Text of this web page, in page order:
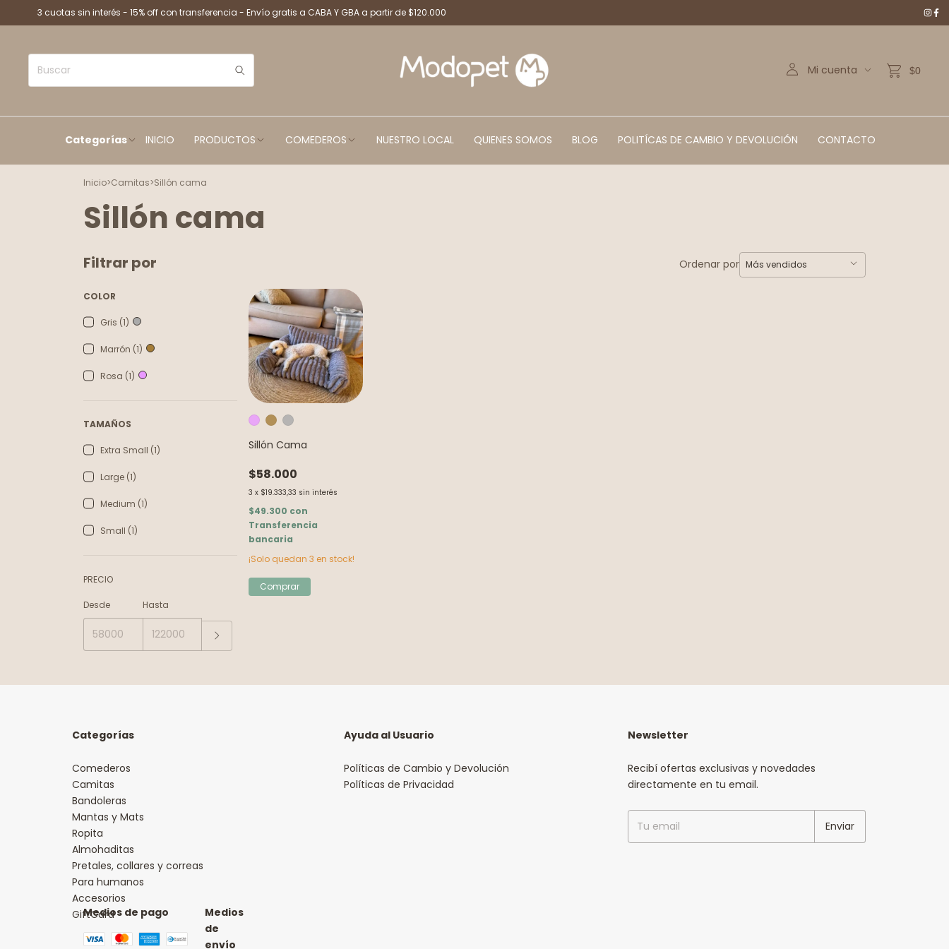
3 cuotas sin interés - 15% off con transferencia - Envío gratis a CABA Y GBA a partir de $120.000
Mi cuenta $0
Categorías INICIO PRODUCTOS COMEDEROS NUESTRO LOCAL QUIENES SOMOS BLOG POLITÍCAS DE CAMBIO Y DEVOLUCIÓN CONTACTO
Inicio>Camitas>Sillón cama
Sillón cama
Filtrar por
COLOR
Gris (1)
Marrón (1)
Rosa (1)
TAMAÑOS
Extra Small (1)
Large (1)
Medium (1)
Small (1)
PRECIO
Desde Hasta
Ordenar por
Sillón Cama
$58.000
3 x $19.333,33 sin interés
$49.300 con
Transferencia
bancaria
¡Solo quedan3 en stock!
Comprar
Categorías
Comederos
Camitas
Bandoleras
Mantas y Mats
Ropita
Almohaditas
Pretales, collares y correas
Para humanos
Accesorios
GiftCard
Ayuda al Usuario
Políticas de Cambio y Devolución
Políticas de Privacidad
Newsletter
Recibí ofertas exclusivas y novedades
directamente en tu email.
Medios de pago
Medios
de
envío